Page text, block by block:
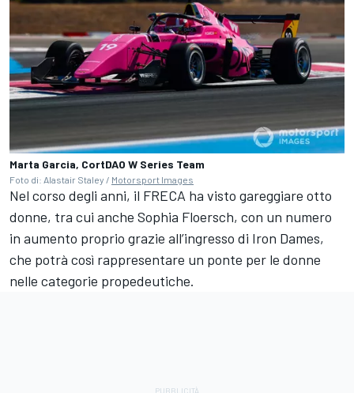
Marta Garcia, CortDAO W Series Team
Foto di: Alastair Staley / Motorsport Images
Nel corso degli anni, il FRECA ha visto gareggiare otto
donne, tra cui anche Sophia Floersch, con un numero
in aumento proprio grazie all’ingresso di Iron Dames,
che potrà così rappresentare un ponte per le donne
nelle categorie propedeutiche.